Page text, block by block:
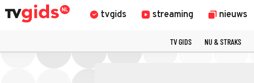
tvgids streaming nieuws
TV GIDS NU & STRAKS